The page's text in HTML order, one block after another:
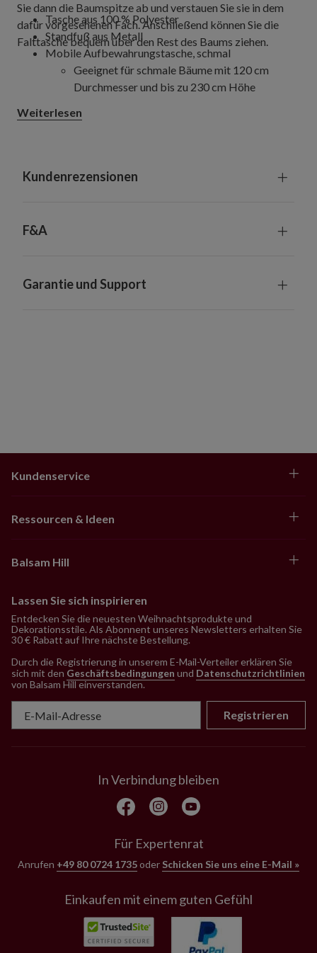
Sie dann die Baumspitze ab und verstauen Sie sie in dem
dafür vorgesehenen Fach. Anschließend können Sie die
Falttasche bequem über den Rest des Baums ziehen.
Tasche aus 100 % Polyester
Standfuß aus Metall
Mobile Aufbewahrungstasche, schmal
Geeignet für schmale Bäume mit 120 cm
Durchmesser und bis zu 230 cm Höhe
Mobile Aufbewahrungstasche, Standardgröße
Durchmesser: 84 cm, Höhe: 241,5 cm
Weiterlesen
Kundenrezensionen
F&A
Garantie und Support
Kundenservice
Ressourcen & Ideen
Balsam Hill
Lassen Sie sich inspirieren
Entdecken Sie die neuesten Weihnachtsprodukte und
Dekorationsstile. Als Abonnent unseres Newsletters erhalten Sie
30 € Rabatt auf Ihre nächste Bestellung.
Durch die Registrierung in unserem E-Mail-Verteiler erklären Sie
sich mit den Geschäftsbedingungen und Datenschutzrichtlinien
von Balsam Hill einverstanden.
Registrieren
In Verbindung bleiben
Für Expertenrat
Anrufen +49 80 0724 1735oder Schicken Sie uns eine E-Mail »
Einkaufen mit einem guten Gefühl